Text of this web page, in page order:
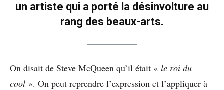
un artiste qui a porté la désinvolture au
rang des beaux-arts.
On disait de Steve McQueen qu’il était « le roi du
cool ». On peut reprendre l’expression et l’appliquer à